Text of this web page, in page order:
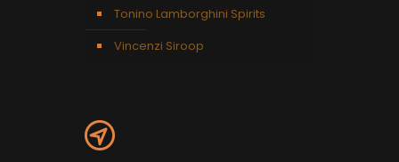
Tonino Lamborghini Spirits
Vincenzi Siroop